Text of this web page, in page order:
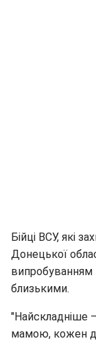
Бійці ВСУ, які
Донецької
випробуванням
близькими.
"Найскладніше
мамою, кожен